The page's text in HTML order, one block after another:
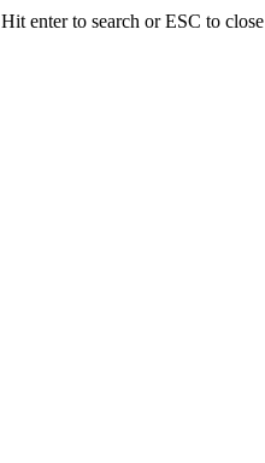
Hit enter to search or ESC to close